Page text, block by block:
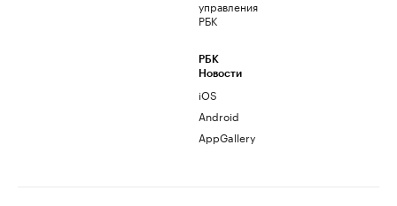
управления
РБК
РБК
Новости
iOS
Android
AppGallery